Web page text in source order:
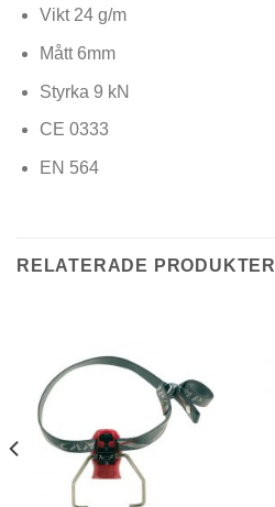
Vikt 24 g/m
Mått 6mm
Styrka 9 kN
CE 0333
EN 564
RELATERADE PRODUKTER